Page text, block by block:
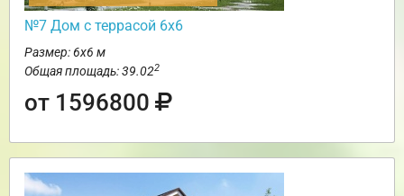
№7 Дом с террасой 6х6
Размер: 6х6 м
Общая площадь: 39.022
от 1596800